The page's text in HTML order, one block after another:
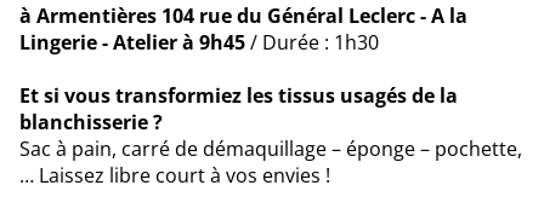
à Armentières 104 rue du Général Leclerc - A la
Lingerie -Atelier à 9h45/ Durée : 1h30
Et si vous transformiez les tissus usagés de la
blanchisserie ?
Sac à pain, carré de démaquillage – éponge – pochette,
… Laissez libre court à vos envies !